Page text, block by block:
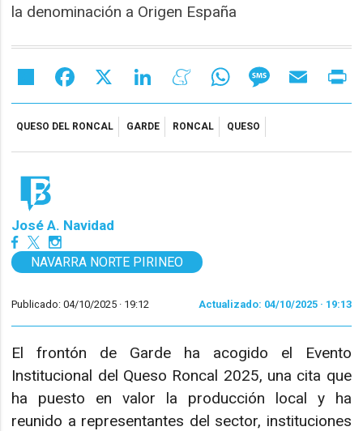
la denominación a Origen España
Share Facebook LinkedIn MeneameWhatsAppMessageEmail
QUESO DEL RONCAL GARDE RONCAL QUESO
José A. Navidad
NAVARRA NORTE PIRINEO
Publicado: 04/10/2025 · 19:12 Actualizado: 04/10/2025 · 19:13
El frontón de Garde ha acogido el Evento
Institucional del Queso Roncal 2025, una cita que
ha puesto en valor la producción local y ha
reunido a representantes del sector, instituciones